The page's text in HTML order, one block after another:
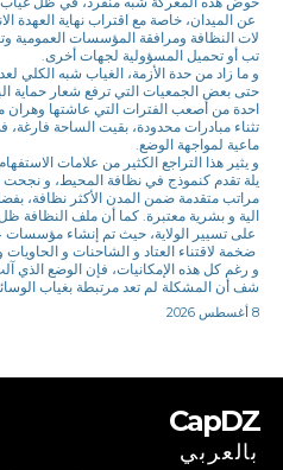
عن الميدان، خاصة مع اقتراب نهاية العهدة
لات النظافة ومرافقة المؤسسات العمومية
تب أو تحميل المسؤولية لجهات أخرى.
و ما زاد من حدة الأزمة، الغياب شبه الكلي
حتى بعض الجمعيات التي ترفع شعار حماية
احدة من أصعب الفترات التي عاشتها
تثناء مبادرات محدودة، بقيت الساحة
ماعية لمواجهة الوضع.
و يثير هذا التراجع الكثير من علامات
يلة تقدم كنموذج في نظافة المحيط، و
مراتب متقدمة ضمن المدن الأكثر نظافة،
الية و بشرية معتبرة. كما أن ملف النظافة ظل
على تسيير الولاية، حيث تم إنشاء
ضخمة لاقتناء العتاد و الشاحنات و الحاويات
و رغم كل هذه الإمكانيات، فإن الوضع الذي
شف أن المشكلة لم تعد مرتبطة بغياب
8 أغسطس 2026
CapDZ
بالعربي